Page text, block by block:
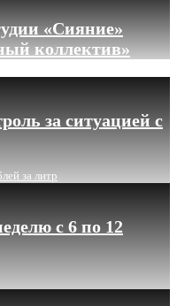
«Сияние»
коллектив»
за ситуацией с
за литр
с 6 по 12